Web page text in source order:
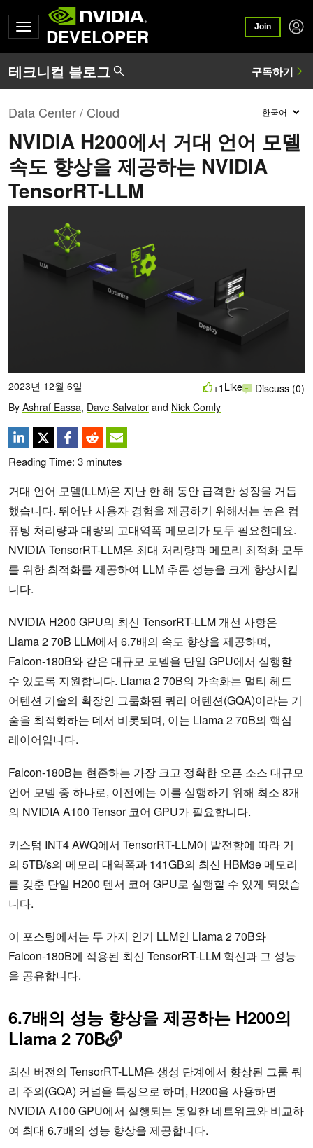
DEVELOPER Join
Data Center / Cloud
NVIDIA H200에서 거대 언어 모델
속도 향상을 제공하는 NVIDIA
TensorRT-LLM
2023년 12월 6일
By Ashraf Eassa, Dave Salvator and Nick Comly
+1 Like Discuss (0)
Reading Time: 3 minutes
거대 언어 모델(LLM)은 지난 한 해 동안 급격한 성장을 거듭
했습니다. 뛰어난 사용자 경험을 제공하기 위해서는 높은 컴
퓨팅 처리량과 대량의 고대역폭 메모리가 모두 필요한데요.
NVIDIA TensorRT-LLM은 최대 처리량과 메모리 최적화 모두
를 위한 최적화를 제공하여 LLM 추론 성능을 크게 향상시킵
니다.
NVIDIA H200 GPU의 최신 TensorRT-LLM 개선 사항은
Llama 2 70B LLM에서 6.7배의 속도 향상을 제공하며,
Falcon-180B와 같은 대규모 모델을 단일 GPU에서 실행할
수 있도록 지원합니다. Llama 2 70B의 가속화는 멀티 헤드
어텐션 기술의 확장인 그룹화된 쿼리 어텐션(GQA)이라는 기
술을 최적화하는 데서 비롯되며, 이는 Llama 2 70B의 핵심
레이어입니다.
Falcon-180B는 현존하는 가장 크고 정확한 오픈 소스 대규모
언어 모델 중 하나로, 이전에는 이를 실행하기 위해 최소 8개
의 NVIDIA A100 Tensor 코어 GPU가 필요합니다.
커스텀 INT4 AWQ에서 TensorRT-LLM이 발전함에 따라 거
의 5TB/s의 메모리 대역폭과 141GB의 최신 HBM3e 메모리
를 갖춘 단일 H200 텐서 코어 GPU로 실행할 수 있게 되었습
니다.
이 포스팅에서는 두 가지 인기 LLM인 Llama 2 70B와
Falcon-180B에 적용된 최신 TensorRT-LLM 혁신과 그 성능
을 공유합니다.
6.7배의 성능 향상을 제공하는 H200의
Llama 2 70B
최신 버전의 TensorRT-LLM은 생성 단계에서 향상된 그룹 쿼
리 주의(GQA) 커널을 특징으로 하며, H200을 사용하면
NVIDIA A100 GPU에서 실행되는 동일한 네트워크와 비교하
여 최대 6.7배의 성능 향상을 제공합니다.